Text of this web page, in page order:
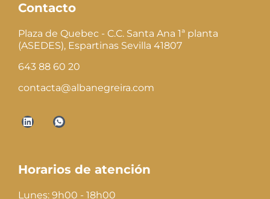
Contacto
Plaza de Quebec - C.C. Santa Ana 1ª planta
(ASEDES), Espartinas Sevilla 41807
643 88 60 20
contacta@albanegreira.com
Horarios de atención
Lunes: 9h00 - 18h00